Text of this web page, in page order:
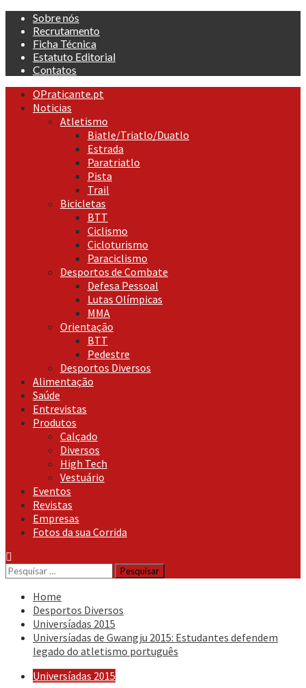
Skip
content
Sobre nós
Recrutamento
Ficha Técnica
Estatuto Editorial
Contatos
Primary
Menu
OPraticante.pt
Noticias
Atletismo
Biatle/Triatlo/Duatlo
Estrada
Paratriatlo
Pista
Trail
Bicicletas
BTT
Ciclismo
Cicloturismo
Paraciclismo
Desportos de Combate
Defesa Pessoal
Lutas Olímpicas
MMA
Orientação
BTT
Pedestre
Desportos Diversos
Alimentação
Saúde
Entrevistas
Produtos
Calçado
Diversos
High Tech
Vestuário
Eventos
Revistas
Empresas
Fotos da sua Corrida
Pesquisar
por:
Home
Desportos Diversos
Universíadas 2015
Universíadas de Gwangju 2015: Estudantes defendem
legado do atletismo português
Universíadas 2015